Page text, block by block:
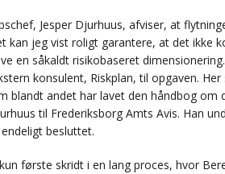
Jesper Djurhuus, afviser, at
kan jeg vist roligt garantere, at det ikke
en såkaldt risikobaseret
konsulent, Riskplan, til opgaven.
blandt andet har lavet den håndbog om
til Frederiksborg Amts Avis. Han
besluttet.
første skridt i en lang proces, hvor